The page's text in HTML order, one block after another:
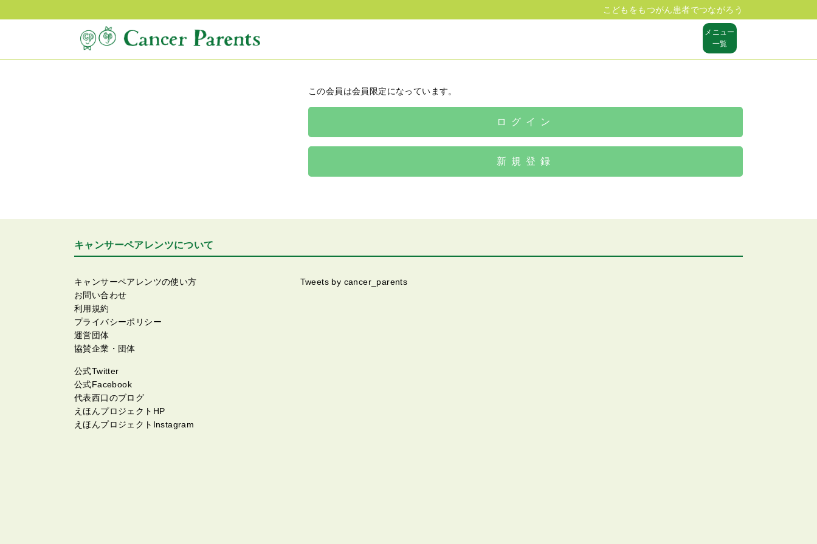
こどもをもつがん患者でつながろう
メニュー
一覧
この会員は会員限定になっています。
ログイン
新規登録
キャンサーペアレンツについて
キャンサーペアレンツの使い方
お問い合わせ
利用規約
プライバシーポリシー
運営団体
協賛企業・団体
公式Twitter
公式Facebook
代表西口のブログ
えほんプロジェクトHP
えほんプロジェクトInstagram
Tweets by cancer_parents